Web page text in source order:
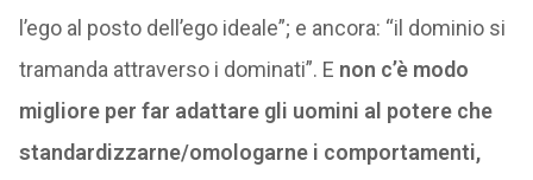
l’ego al posto dell’ego ideale”; e ancora: “il dominio si
tramanda attraverso i dominati”. E non c’è modo
migliore per far adattare gli uomini al potere che
standardizzarne/omologarne i comportamenti,